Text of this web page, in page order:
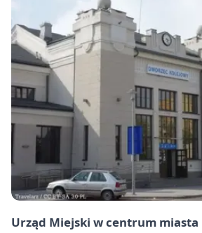
Urząd Miejski w centrum miasta